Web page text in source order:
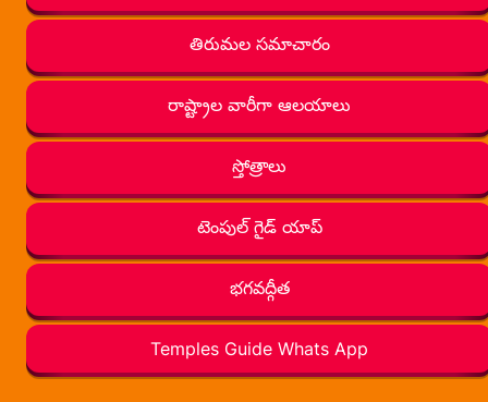
తిరుమల సమాచారం
రాష్ట్రాల వారీగా ఆలయాలు
స్తోత్రాలు
టెంపుల్ గైడ్ యాప్
భగవద్గీత
Temples Guide Whats App